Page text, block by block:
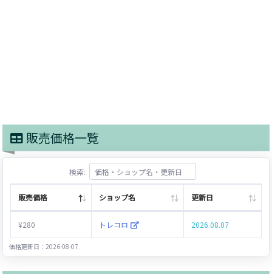
販売価格一覧
検索:
販売価格 ショップ名 更新日
¥280 トレコロ 2026.08.07
価格更新日：2026-08-07